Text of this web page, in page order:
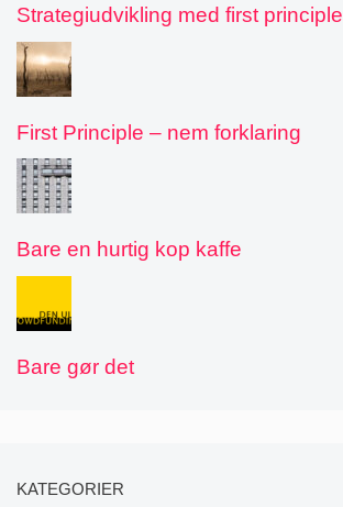
Strategiudvikling med first principle
First Principle – nem forklaring
Bare en hurtig kop kaffe
Bare gør det
KATEGORIER